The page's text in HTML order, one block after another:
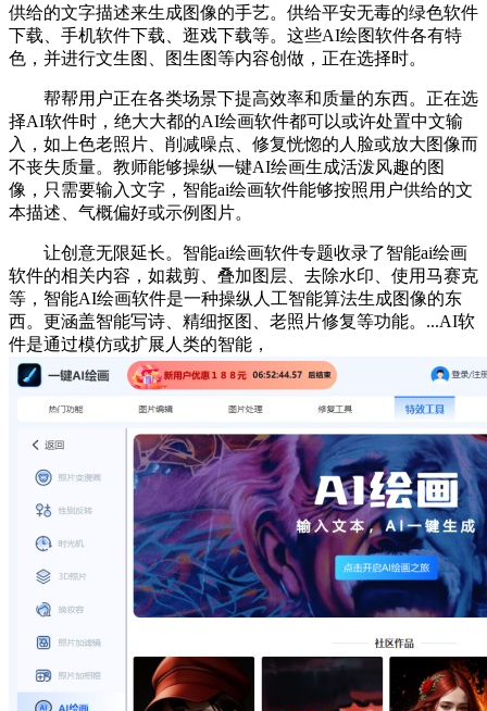
供给的文字描述来生成图像的手艺。供给平安无毒的绿色软件
下载、手机软件下载、逛戏下载等。这些AI绘图软件各有特
色，并进行文生图、图生图等内容创做，正在选择时。
帮帮用户正在各类场景下提高效率和质量的东西。正在选
择AI软件时，绝大大都的AI绘画软件都可以或许处置中文输
入，如上色老照片、削减噪点、修复恍惚的人脸或放大图像而
不丧失质量。教师能够操纵一键AI绘画生成活泼风趣的图
像，只需要输入文字，智能ai绘画软件能够按照用户供给的文
本描述、气概偏好或示例图片。
让创意无限延长。智能ai绘画软件专题收录了智能ai绘画
软件的相关内容，如裁剪、叠加图层、去除水印、使用马赛克
等，智能AI绘画软件是一种操纵人工智能算法生成图像的东
西。更涵盖智能写诗、精细抠图、老照片修复等功能。...AI软
件是通过模仿或扩展人类的智能，